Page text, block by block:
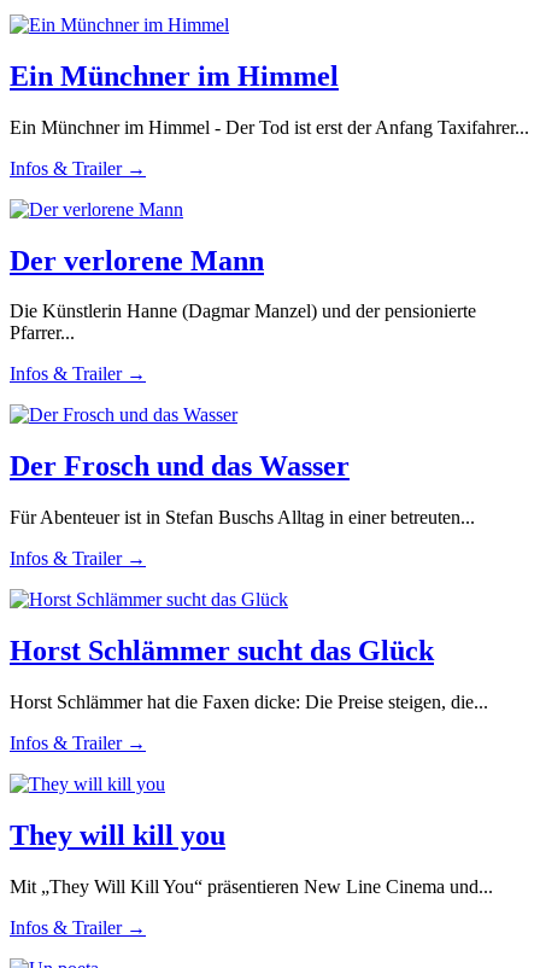
Ein Münchner im Himmel
Ein Münchner im Himmel - Der Tod ist erst der Anfang Taxifahrer...
Infos & Trailer →
Der verlorene Mann
Die Künstlerin Hanne (Dagmar Manzel) und der pensionierte
Pfarrer...
Infos & Trailer →
Der Frosch und das Wasser
Für Abenteuer ist in Stefan Buschs Alltag in einer betreuten...
Infos & Trailer →
Horst Schlämmer sucht das Glück
Horst Schlämmer hat die Faxen dicke: Die Preise steigen, die...
Infos & Trailer →
They will kill you
Mit „They Will Kill You“ präsentieren New Line Cinema und...
Infos & Trailer →